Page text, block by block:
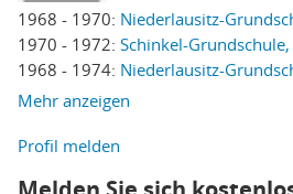
1968 - 1970: Niederlausitz-
1970 - 1972: Schinkel-
1968 - 1974: Niederlausitz-
Mehr anzeigen
Profil melden